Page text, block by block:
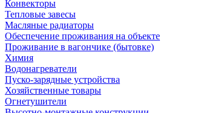
Конвекторы
Тепловые завесы
Масляные радиаторы
Обеспечение проживания на объекте
Проживание в вагончике (бытовке)
Химия
Водонагреватели
Пуско-зарядные устройства
Хозяйственные товары
Огнетушители